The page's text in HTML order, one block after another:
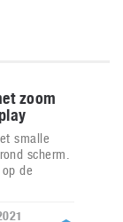
zoom
smalle
scherm.
de